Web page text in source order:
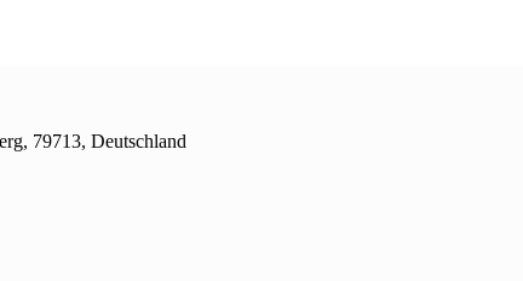
79713, Deutschland